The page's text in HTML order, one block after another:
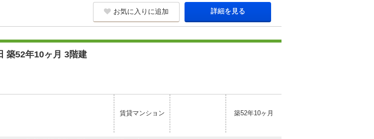
お気に入りに追加 詳細を見る
築52年10ヶ月 3階建
賃貸マンション 築52年10ヶ月